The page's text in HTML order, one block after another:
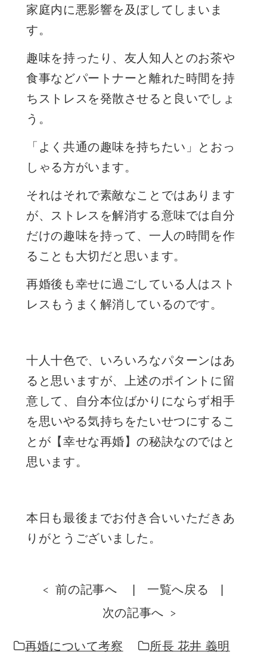
家庭内に悪影響を及ぼしてしまいま
す。
趣味を持ったり、友人知人とのお茶や
食事などパートナーと離れた時間を持
ちストレスを発散させると良いでしょ
う。
「よく共通の趣味を持ちたい」とおっ
しゃる方がいます。
それはそれで素敵なことではあります
が、ストレスを解消する意味では自分
だけの趣味を持って、一人の時間を作
ることも大切だと思います。
再婚後も幸せに過ごしている人はスト
レスもうまく解消しているのです。
十人十色で、いろいろなパターンはあ
ると思いますが、上述のポイントに留
意して、自分本位ばかりにならず相手
を思いやる気持ちをたいせつにするこ
とが【幸せな再婚】の秘訣なのではと
思います。
本日も最後までお付き合いいただきあ
りがとうございました。
前の記事へ
一覧へ戻る
次の記事へ
再婚について考察 所長 花井 義明